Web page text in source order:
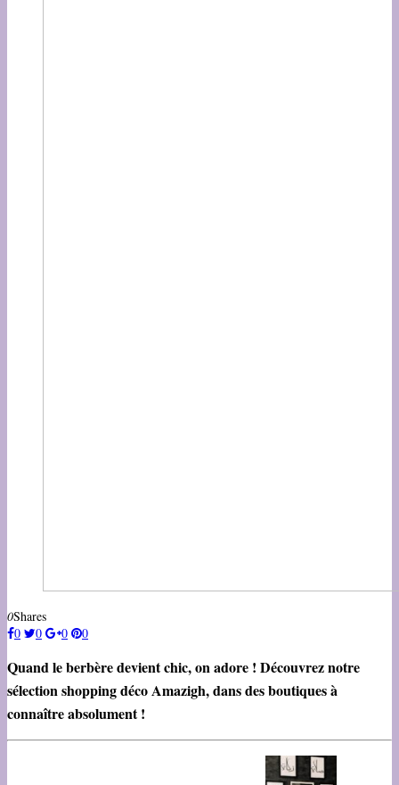
0Shares
0
0 0 0
Quand le berbère devient chic, on adore ! Découvrez notre
sélection shopping déco Amazigh, dans des boutiques à
connaître absolument !